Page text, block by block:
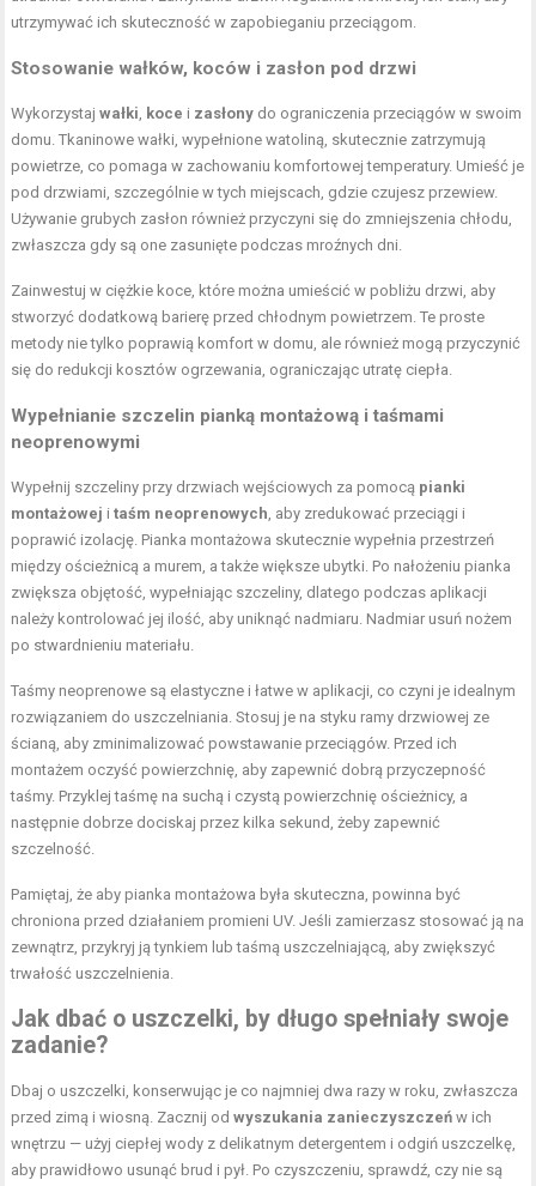
utrzymywać ich skuteczność w zapobieganiu przeciągom.
Stosowanie wałków, koców i zasłon pod drzwi
Wykorzystajwałki, koce i zasłony do ograniczenia przeciągów w swoim
domu. Tkaninowe wałki, wypełnione watoliną, skutecznie zatrzymują
powietrze, co pomaga w zachowaniu komfortowej temperatury. Umieść je
pod drzwiami, szczególnie w tych miejscach, gdzie czujesz przewiew.
Używanie grubych zasłon również przyczyni się do zmniejszenia chłodu,
zwłaszcza gdy są one zasunięte podczas mroźnych dni.
Zainwestuj w ciężkie koce, które można umieścić w pobliżu drzwi, aby
stworzyć dodatkową barierę przed chłodnym powietrzem. Te proste
metody nie tylko poprawią komfort w domu, ale również mogą przyczynić
się do redukcji kosztów ogrzewania, ograniczając utratę ciepła.
Wypełnianie szczelin pianką montażową i taśmami
neoprenowymi
Wypełnij szczeliny przy drzwiach wejściowych za pomocą pianki
montażowej itaśm neoprenowych, aby zredukować przeciągi i
poprawić izolację. Pianka montażowa skutecznie wypełnia przestrzeń
między ościeżnicą a murem, a także większe ubytki. Po nałożeniu pianka
zwiększa objętość, wypełniając szczeliny, dlatego podczas aplikacji
należy kontrolować jej ilość, aby uniknąć nadmiaru. Nadmiar usuń nożem
po stwardnieniu materiału.
Taśmy neoprenowe są elastyczne i łatwe w aplikacji, co czyni je idealnym
rozwiązaniem do uszczelniania. Stosuj je na styku ramy drzwiowej ze
ścianą, aby zminimalizować powstawanie przeciągów. Przed ich
montażem oczyść powierzchnię, aby zapewnić dobrą przyczepność
taśmy. Przyklej taśmę na suchą i czystą powierzchnię ościeżnicy, a
następnie dobrze dociskaj przez kilka sekund, żeby zapewnić
szczelność.
Pamiętaj, że aby pianka montażowa była skuteczna, powinna być
chroniona przed działaniem promieni UV. Jeśli zamierzasz stosować ją na
zewnątrz, przykryj ją tynkiem lub taśmą uszczelniającą, aby zwiększyć
trwałość uszczelnienia.
Jak dbać o uszczelki, by długo spełniały swoje
zadanie?
Dbaj o uszczelki, konserwując je co najmniej dwa razy w roku, zwłaszcza
przed zimą i wiosną. Zacznij odwyszukania zanieczyszczeń w ich
wnętrzu — użyj ciepłej wody z delikatnym detergentem i odgiń uszczelkę,
aby prawidłowo usunąć brud i pył. Po czyszczeniu, sprawdź, czy nie są